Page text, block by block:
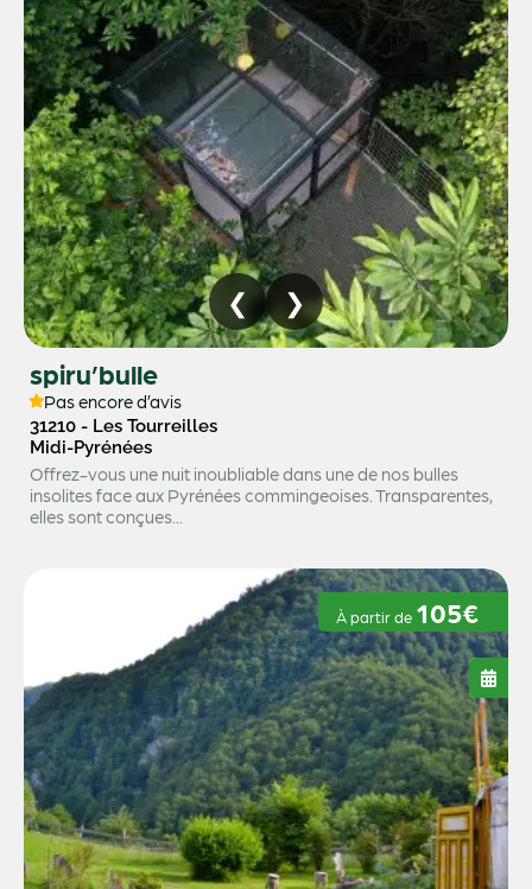
spiru’bulle
Pas encore d’avis
31210 - Les Tourreilles
Midi-Pyrénées
Offrez-vous une nuit inoubliable dans une de nos bulles
insolites face aux Pyrénées commingeoises. Transparentes,
elles sont conçues...
À partir de 105€